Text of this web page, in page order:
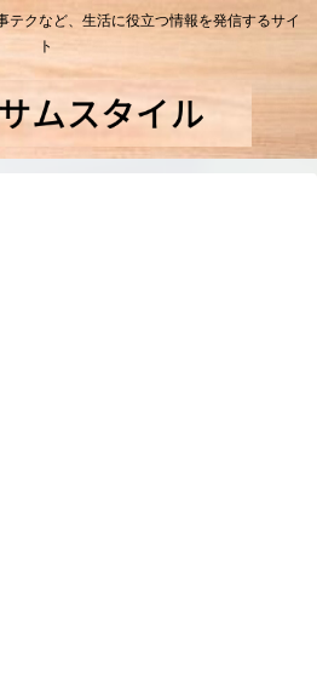
テクなど、生活に役立つ情報を発信するサイ
ト